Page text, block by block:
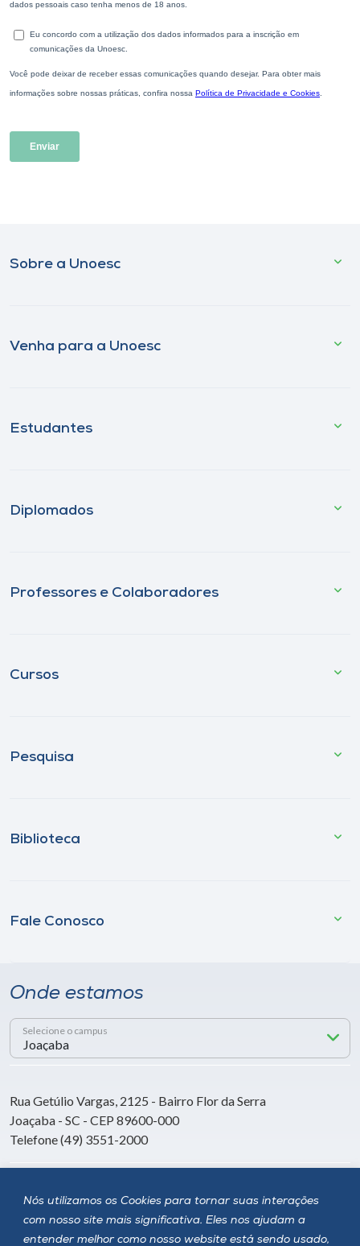
Nós utilizamos os Cookies para tornar suas interações
com nosso site mais significativa. Eles nos ajudam a
entender melhor como nosso website está sendo usado,
Sobre a Unoesc
Venha para a Unoesc
Estudantes
Diplomados
Professores e Colaboradores
Cursos
Pesquisa
Biblioteca
Fale Conosco
Onde estamos
Selecione o campus
Rua Getúlio Vargas, 2125 - Bairro Flor da Serra
Joaçaba - SC - CEP 89600-000
Telefone (49) 3551-2000
Siga a Unoesc